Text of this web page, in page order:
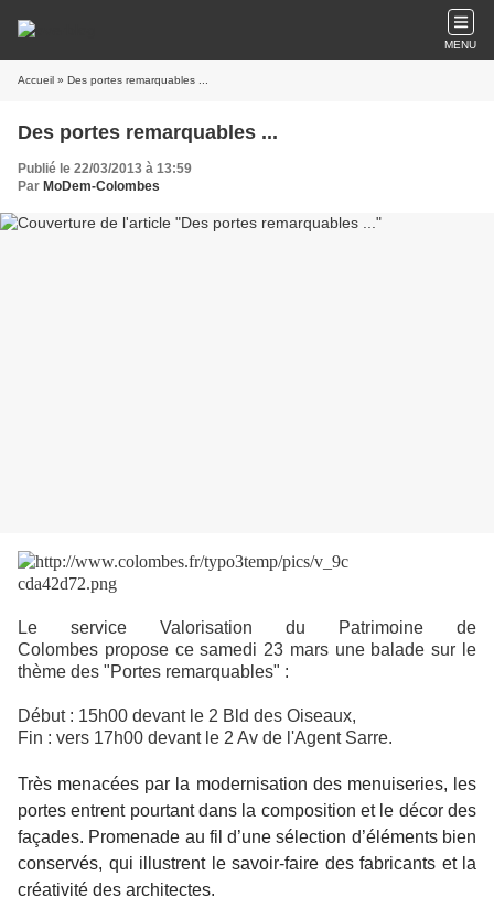
MENU
Accueil » Des portes remarquables ...
Des portes remarquables ...
Publié le 22/03/2013 à 13:59
Par MoDem-Colombes
Le service Valorisation du Patrimoine de
Colombes propose ce samedi 23 mars unebalade sur le
thème des "Portes remarquables" :
Début : 15h00 devant le 2 Bld des Oiseaux,
Fin : vers 17h00 devant le 2 Av de l'Agent Sarre.
Très menacées par la modernisation des menuiseries, les
portes entrent pourtant dans la composition et le décor des
façades. Promenade au fil d’une sélection d’éléments bien
conservés, qui illustrent le savoir-faire des fabricants et la
créativité des architectes.